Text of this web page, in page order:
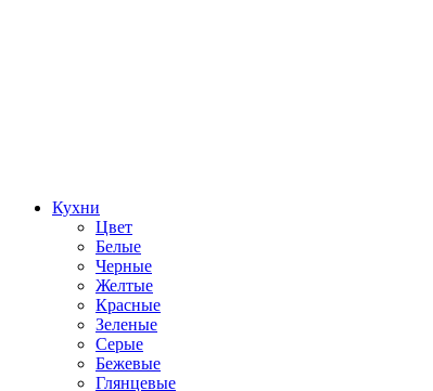
Кухни
Цвет
Белые
Черные
Желтые
Красные
Зеленые
Серые
Бежевые
Глянцевые